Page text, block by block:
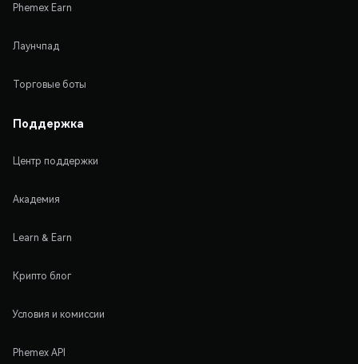
Phemex Earn
Лаунчпад
Торговые боты
Поддержка
Центр поддержки
Академия
Learn & Earn
Крипто блог
Условия и комиссии
Phemex API